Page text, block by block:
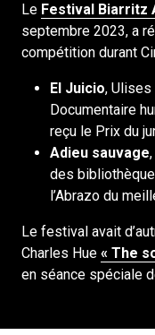
Le Festival Biarritz
septembre 2023, a
compétition durant
El Juicio, Ulises
Documentaire
reçu le Prix du
Adieu sauvage
des
l’Abrazo du
Le festival avait
Charles Hue « The
en séance spéciale